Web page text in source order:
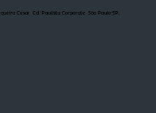
César Cd. Paulista Corporate São Paulo-SP,